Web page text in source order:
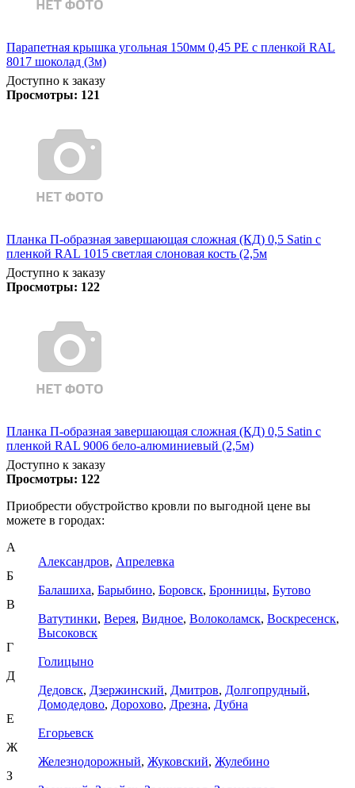
Парапетная крышка угольная 150мм 0,45 PE с пленкой RAL
8017 шоколад (3м)
Доступно к заказу
Просмотры: 121
Планка П-образная завершающая сложная (КД) 0,5 Satin с
пленкой RAL 1015 светлая слоновая кость (2,5м
Доступно к заказу
Просмотры: 122
Планка П-образная завершающая сложная (КД) 0,5 Satin с
пленкой RAL 9006 бело-алюминиевый (2,5м)
Доступно к заказу
Просмотры: 122
Приобрести обустройство кровли по выгодной цене вы
можете в городах:
А
Александров, Апрелевка
Б
Балашиха, Барыбино, Боровск, Бронницы, Бутово
В
Ватутинки, Верея, Видное, Волоколамск, Воскресенск,
Высоковск
Г
Голицыно
Д
Дедовск, Дзержинский, Дмитров, Долгопрудный,
Домодедово, Дорохово, Дрезна, Дубна
Е
Егорьевск
Ж
Железнодорожный, Жуковский, Жулебино
З